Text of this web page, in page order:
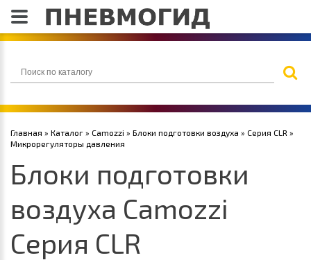
Главная » Каталог » Camozzi » Блоки подготовки воздуха » Серия CLR »
Микрорегуляторы давления
Блоки подготовки
воздуха Camozzi
Серия CLR